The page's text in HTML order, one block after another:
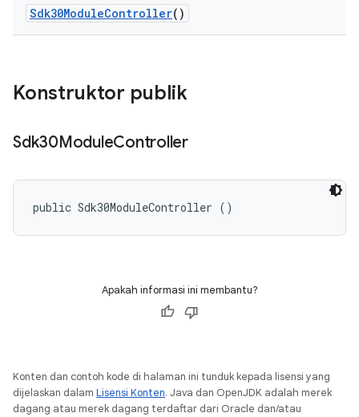
Sdk30ModuleController()
Konstruktor publik
Sdk30ModuleController
public Sdk30ModuleController ()
Apakah informasi ini membantu?
Konten dan contoh kode di halaman ini tunduk kepada lisensi yang
dijelaskan dalam Lisensi Konten. Java dan OpenJDK adalah merek
dagang atau merek dagang terdaftar dari Oracle dan/atau